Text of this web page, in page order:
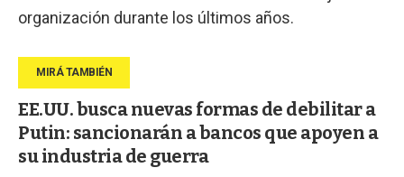
organización durante los últimos años.
EE.UU. busca nuevas formas de debilitar a
Putin: sancionarán a bancos que apoyen a
su industria de guerra